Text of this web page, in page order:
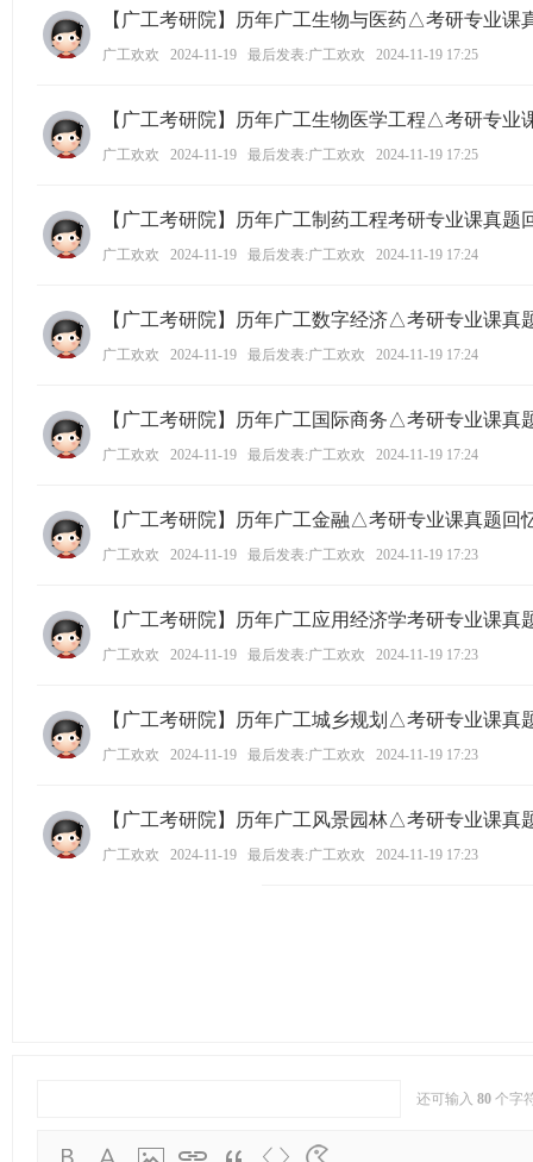
【广工考研院】历年广工生物与医药△考研专业课
广工欢欢 2024-11-19 最后发表:广工欢欢 2024-11-19 17:25
【广工考研院】历年广工生物医学工程△考研专业
广工欢欢 2024-11-19 最后发表:广工欢欢 2024-11-19 17:25
【广工考研院】历年广工制药工程考研专业课真题
广工欢欢 2024-11-19 最后发表:广工欢欢 2024-11-19 17:24
【广工考研院】历年广工数字经济△考研专业课真
广工欢欢 2024-11-19 最后发表:广工欢欢 2024-11-19 17:24
【广工考研院】历年广工国际商务△考研专业课真
广工欢欢 2024-11-19 最后发表:广工欢欢 2024-11-19 17:24
【广工考研院】历年广工金融△考研专业课真题回
广工欢欢 2024-11-19 最后发表:广工欢欢 2024-11-19 17:23
【广工考研院】历年广工应用经济学考研专业课真
广工欢欢 2024-11-19 最后发表:广工欢欢 2024-11-19 17:23
【广工考研院】历年广工城乡规划△考研专业课真
广工欢欢 2024-11-19 最后发表:广工欢欢 2024-11-19 17:23
【广工考研院】历年广工风景园林△考研专业课真
广工欢欢 2024-11-19 最后发表:广工欢欢 2024-11-19 17:23
还可输入 80 个字